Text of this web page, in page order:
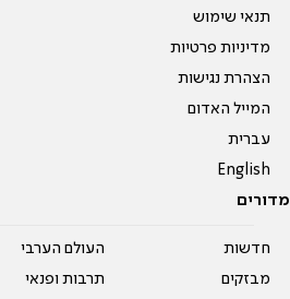
תנאי שימוש
מדיניות פרטיות
הצהרת נגישות
המייל האדום
עברית
English
מדורים
חדשות
מבזקים
העולם הערבי
תרבות ופנאי